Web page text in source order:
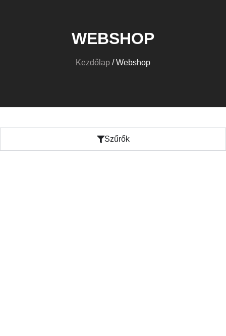
WEBSHOP
Kezdőlap / Webshop
Szűrők